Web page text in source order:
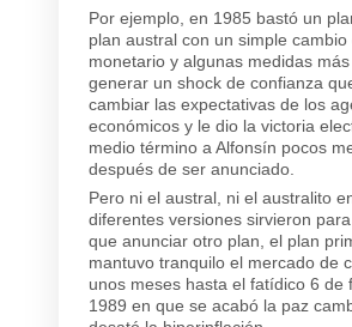
Por ejemplo, en 1985 bastó un
plan austral con un simple cambio
monetario y algunas medidas
generar un shock de confianza
cambiar las expectativas de los
económicos y le dio la victoria
medio término a Alfonsín pocos
después de ser anunciado.
Pero ni el austral, ni el australito
diferentes versiones sirvieron
que anunciar otro plan, el plan
mantuvo tranquilo el mercado de
unos meses hasta el fatídico 6 de
1989 en que se acabó la paz